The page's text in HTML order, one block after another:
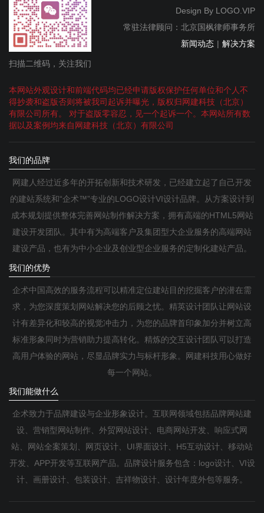
扫描二维码，关注我们
Design By LOGO.VIP
常驻法律顾问：北京国枫律师事务所
新闻动态 | 解决方案
本网站外观设计和前端代码均已经申请版权保护任何单位和个人不
得抄袭和盗版否则将被我司起诉并曝光，版权归网建科技（北京）
有限公司所有。 对于盗版零容忍，见一个起诉一个。本网站所有数
据以及案例均来自网建科技（北京）有限公司
我们的品牌
网建人经过近多年的开拓创新和技术研发，已经建立起了自己开发
的建站系统和“企术™”专业的LOGO设计VI设计品牌。从方案设计到
成本规划提供整体完善网站制作解决方案，拥有高端的HTML5网站
建设开发团队。其中有为高端客户及集团型大企业服务的高端网站
建设产品，也有为中小企业及创业型企业服务的定制化建站产品。
我们的优势
企术中国高效的服务流程可以精准定位建站目的挖掘客户的潜在需
求，为您深度策划网站解决您的后顾之忧。精英设计团队让网站设
计有差异化和较高的视觉冲击力，为您的品牌首印象加分并树立高
标准形象同时为营销助力提高转化。精炼的交互设计团队可以打造
高用户体验的网站，尽显品牌实力与标杆形象。网建科技用心做好
每一个网站。
我们能做什么
企术致力于品牌建设与企业形象设计。互联网领域包括品牌网站建
设、营销型网站制作、外贸网站设计、电商网站开发、响应式网
站、网站全案策划、网页设计、UI界面设计、H5互动设计、移动站
开发、APP开发等互联网产品。品牌设计服务包含：logo设计、VI设
计、画册设计、包装设计、吉祥物设计、设计年度外包等服务。